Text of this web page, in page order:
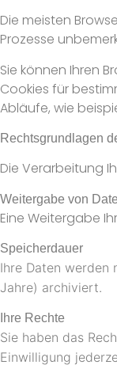
Die meisten
Prozesse
Sie können Ihren
Cookies für
Abläufe, wie
Rechtsgrundlagen
Die Verarbeitung
Weitergabe von
Eine Weitergabe
Speicherdauer
Ihre Daten werden
Jahre) archiviert.
Ihre Rechte
Sie haben das
Einwilligung